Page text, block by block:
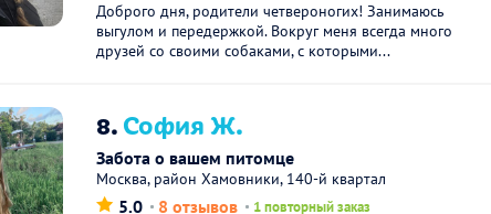
Доброго дня, родители четвероногих! Занимаюсь
выгулом и передержкой. Вокруг меня всегда много
друзей со своими собаками, с которыми...
8.София Ж.
Забота о вашем питомце
Москва, район Хамовники, 140-й квартал
5.0 8 отзывов 1 повторный заказ